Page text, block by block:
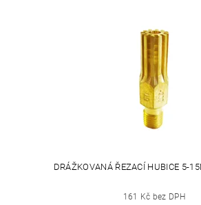
DRÁŽKOVANÁ ŘEZACÍ HUBICE 5-
161 Kč bez DPH